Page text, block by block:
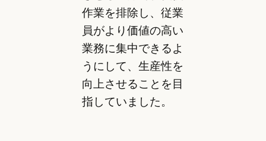
作業を排除し、従業
員がより価値の高い
業務に集中できるよ
うにして、生産性を
向上させることを目
指していました。